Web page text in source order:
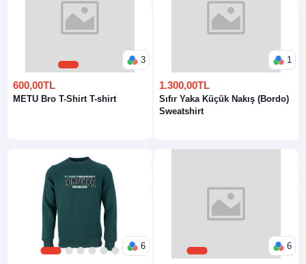
1
3
600,00TL
METU Bro T-Shirt T-shirt
1
1.300,00TL
Sıfır Yaka Küçük Nakış (Bordo)
Sweatshirt
1 2 3 4 5 6
6
1
6